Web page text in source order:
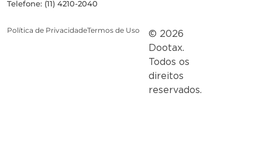
Telefone: (11) 4210-2040
Política de PrivacidadeTermos de Uso
© 2026
Dootax.
Todos os
direitos
reservados.